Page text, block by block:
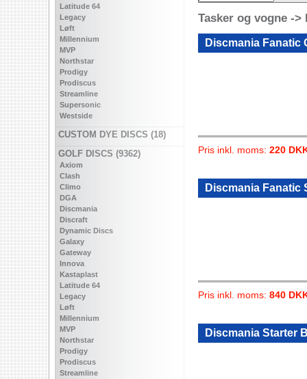
Latitude 64
Legacy
Løft
Millennium
MVP
Northstar
Prodigy
Prodiscus
Streamline
Supersonic
Westside
CUSTOM DYE DISCS (18)
GOLF DISCS (9362)
Axiom
Clash
Climo
DGA
Discmania
Discraft
Dynamic Discs
Galaxy
Gateway
Innova
Kastaplast
Latitude 64
Legacy
Løft
Millennium
MVP
Northstar
Prodigy
Prodiscus
Streamline
Tasker og vogne ->
Discmania Fanatic
Pris inkl. moms: 220
Discmania Fanatic
Pris inkl. moms: 840
Discmania Starter